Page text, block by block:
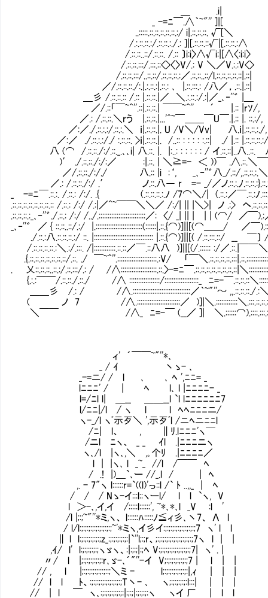
＿ .i|
_ -=ﾆ￣.∧｀~"'' ]|[
..:::::.::.::.::.::.::.:/ i|.::.::.::. √[＼
/.:.::.::.:/.::.::.:./.: ]|[.::.::.::√|[.::.::.:∧
/.::.::..::/.::.::. /.:: 〕i:i〉∧√i:|[∧〈:i:i〉
/.::.::.:::/.:::.::<>〈〉V/.: V ＼／V.:.:V<>
/.::.::.:::/..::.::/.::.::.::.:／.::.::..::/l.::.::.::.::.::|.::|
／/.::.::.::./:.|.:.::.:|.::.: ､ |.::.:::.: /八／，.::.|.::|
＿彡 /.::.::.:: /.:: |.::.::.|／ ＼.:.::.:/.:|／_､‐''゛
／/.::「￣~^''.::|.::.::.| ￣￣~^'' ´ |.:: |rｿ/,
／.: /.::.::.＼rう |.::.::.|...'^~￣＿＿￣U￣.|.:: |. ::.:/
／:／./.::.:.:/.::.:.＼ ｉ|.::.::.|. U /V＼/Vv| 八.ｉ|.::.::.:./,
／:／ ./.::.:.:/./ :.::.::. >ｉ|.::.::.|. /..:: : : : : :.::| ./ |.::
八 (⌒ /.::.::./:/.::._.､､i| 八.::. |. |:..: : : : : : / イ.::.::|..八..::.
)′ ./.::.::./:/:／ :|.::. | ＼≧=- ＜ ))￣ .∧.::.＼￣
／/.::.::./:/./ 八.:: |i :‘, _､‐''゛八_/.::/,.::.::.:.＼
／.: /.::.::./:/ .′ ノ.::.八― r㍉=- _/／ノ.::.:.ﾉ
_ -=ﾆ￣.::.:. /.::.: /:/. .{ (.::.::.::.:.ﾉ /7⌒＼/| (.::.:／￣.::.:ﾉ
.::.::.::.::.::.::.::.:: /.::.: /:/ /.:|／^~￣￣＼＼／ /:/| || |＼>| ノ .:> ヘ
.::.::.::.:_､‐''゛./.::.: /:/ /../.::::::::::::::::::::::::::／: 〈/ _| || | | | (⌒/ ／
_､‐''゛ ／ { ::.::..::/.:/ |.::::::::::::::::::::::::::(::::::|.::.{⌒)]||[(⌒＿＿/ ／￣
./.::.:八.::.::.::.:/ ::. |::::::::::::::::::::::::::::::::: |.::.{⌒)]||[( /.::.:::.::/ __ ￣〕 /
/.::.::.::.::.:＼.:/.:::. /|::::::::::::.::.::／￣.::八八 )]||[(/.:::::: :/／.::.|￣￣＼
.{.::.::.::.::.::.::.::/.::. ./ ￣~^''.::::::::::::::::::::::.:V/ 「￣＼
. 乂::.::.::..::.:/.::.:::/.: / /∧::::::::::::::::::::.::.〉-=ﾆ￣.::.::.::.::.::.::.::.::|＼
{.:.:￣￣/.::.::./.::./ /∧ :::::::::::::::::/:::::::::::::::::::_ ﾆ=-￣.::.::.::＼
＿＿彡 /.: / /∧.::::::::::::::::::::::::::::::::／｀~"''～ ,,.::.::.::./.:
( ノ 7 /∧.::::::::::::::::::::::::／ )]|＼.::::::::::::＼
＼￣￣ /∧_ ﾆ=-￣ (__／ ]| ＼.::::::⌒).::::.:::.:/
ィ' ´￣￣~"''*､
_ / ｲ 丶ゝ- ､
_-=ニ/ / l ､ ､ ﾍ ',ﾆﾆ= _
lﾆﾆﾆ' / | ﾍ l､ l |ﾆﾆﾆﾆ- _
l=/ﾆl l| ＿__ ＿＿__l `l lﾆﾆﾆﾆﾆﾆ7
l/ﾆﾆ|/l / ヽ l Ⅳl ﾍﾍﾆﾆﾆニ/ 神具使いの
ヽ-_/l ヽﾞ示歹＼ ',示歹ﾞl /ニﾍニﾆﾆl
/ﾆ| l、 , ∥ﾘ.lﾆﾆﾆ'ヽ￣ 今のあれらで
/ニl ﾆヽ、 _ _ ｲl .|ﾆﾆﾆニヽ
ヽ､/l |ヽ､,＼ ,｡个ﾘ .|ﾆﾆﾆﾆ／
l | |ヽ､ l _~_ //l /￣￣ ﾍ
/ .! |)＿`､ー //_.l / | ﾍ
,. - 7"ヽ l::::::r=`((l)'っ::l /` ﾄ ..,,_ | ﾍ
/ / / Nゝ-イ:::l::ヽーl/ l l `ヽ, V
l ＞-､,イ,イ /:::::l::::::', ~*､*､l _V :l '
/l |;:;~"''*ミ,ヽ、 l::::::ﾊ:::::ﾉ≦ィ彡､丶7、 Λ l
/ l/l:;:;:;:;:;:;:;:;:;~'*ミヽ,イ彡イ:;:;:;:;:;:;:;:;:;7 ヽ' l l
∥ l l:;:;:;:;:;:;z_:;:;:;:;:;:|`''l;:;r、;:;:;:;:;:;:;:;:;:;:;7ヽ l | |
,ｲ/ l' l:;:;:;:;:;ヽゞヽ、:|:;:;|:;ﾍ V:;:;:;:;:;:;:;:;:;7| ヽ' . |
〃/ l |;:;:;:;:;:;:r､ゞ-､´"''-イ V;:;:;:;:;:;:;7 | l | |
// , l |;:;:;:;:;:;:;::;＼ミ - l;:;:;:;:;:;:;:|,ｨ | | |
// l l ﾄ、:;:;:;:;:;:;:;:;:;T丶- ､ ヽ;:;:;:;:;:l:::| | | |
// | l ￣ ヽ､:;:;:;:;:;:;:|:;:;|:;:;:;:ヽ ヽイ 厂 | l l